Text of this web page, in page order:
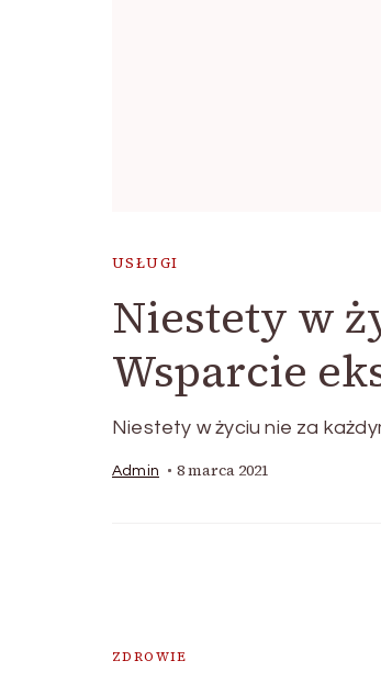
USŁUGI
Niestety w
Wsparcie
Niestety w życiu nie za
Admin 8 marca 2021
ZDROWIE